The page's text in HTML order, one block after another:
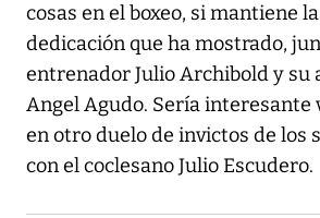
cosas en el boxeo, si mantiene
dedicación que ha mostrado,
entrenador Julio Archibold y su
Angel Agudo. Sería interesante
en otro duelo de invictos de los
con el coclesano Julio Escudero.